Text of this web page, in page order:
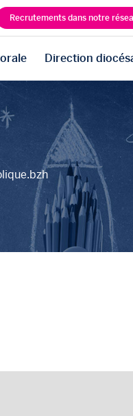
Recrutements dans notre
Direction